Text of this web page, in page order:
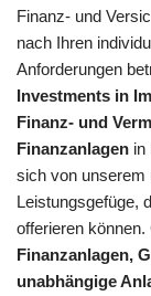
Finanz- und
nach Ihren
Anforderungen
Investments in
Finanz- und
Finanzanlagen in
sich von unserem
Leistungsgefüge,
offerieren
Finanzanlagen,
unabhängige